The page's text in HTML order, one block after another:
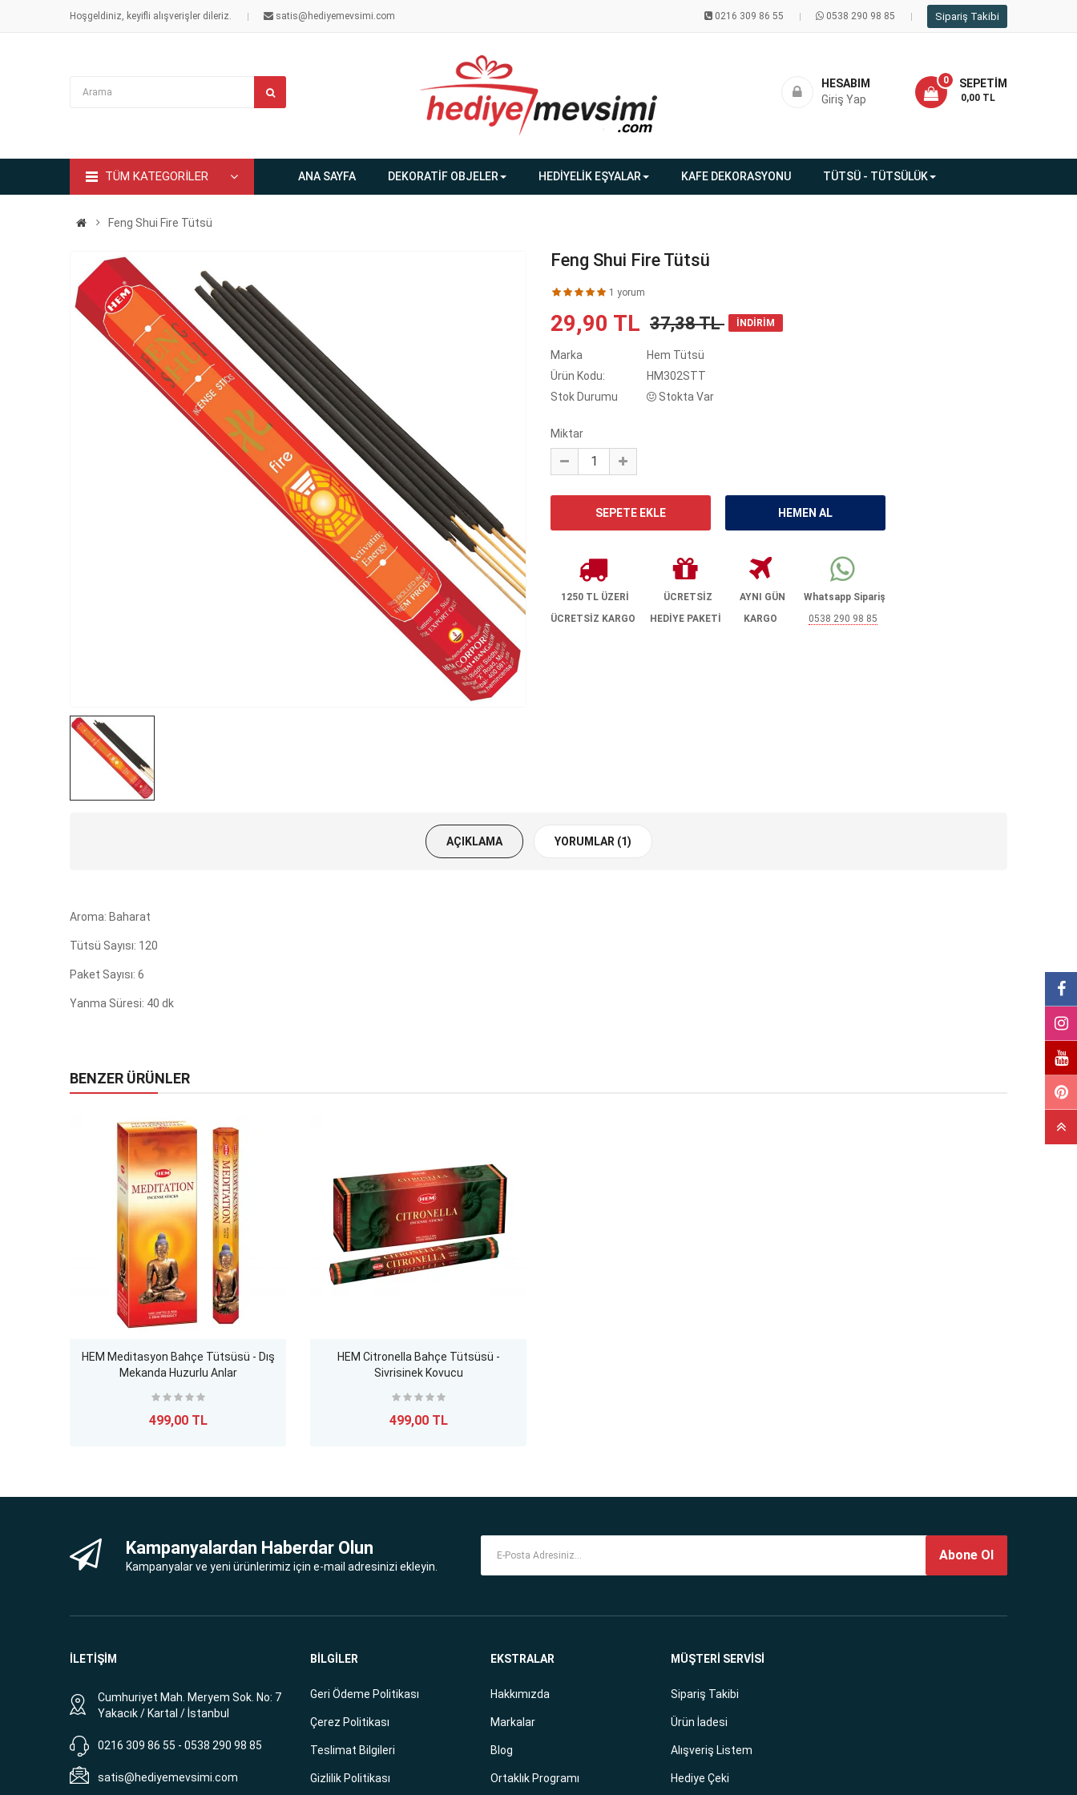
Hoşgeldiniz, keyifli alışverişler dileriz. satis@hediyemevsimi.com 0216 309 86 55 0538 290 98 85 Sipariş Takibi
SEPETIM
0
- 0,00 TL
HESABIM
Giriş Yap
TÜM KATEGORİLER ANA SAYFA DEKORATİF OBJELER HEDİYELİK EŞYALAR KAFE DEKORASYONU TÜTSÜ - TÜTSÜLÜK
Feng Shui Fire Tütsü
Feng Shui Fire Tütsü
1 yorum
29,90 TL 37,38 TL İNDİRİM
Marka
Hem Tütsü
Ürün Kodu:
HM302STT
Stok Durumu
Stokta Var
Miktar
1250 TL ÜZERİ
ÜCRETSİZ KARGO
ÜCRETSİZ
HEDİYE PAKETİ
AYNI GÜN
KARGO
Whatsapp Sipariş
0538 290 98 85
AÇIKLAMA YORUMLAR (1)
Aroma: Baharat
Tütsü Sayısı: 120
Paket Sayısı: 6
Yanma Süresi: 40 dk
BENZER ÜRÜNLER
HEM Meditasyon Bahçe Tütsüsü - Dış
Mekanda Huzurlu Anlar
499,00 TL
HEM Citronella Bahçe Tütsüsü -
Sivrisinek Kovucu
499,00 TL
Kampanyalardan Haberdar Olun
Kampanyalar ve yeni ürünlerimiz için e-mail adresinizi ekleyin.
Abone Ol
İLETİŞİM
Cumhuriyet Mah. Meryem Sok. No: 7
Yakacık / Kartal / İstanbul
0216 309 86 55 - 0538 290 98 85
satis@hediyemevsimi.com
BİLGİLER
Geri Ödeme Politikası
Çerez Politikası
Teslimat Bilgileri
Gizlilik Politikası
EKSTRALAR
Hakkımızda
Markalar
Blog
Ortaklık Programı
MÜŞTERİ SERVİSİ
Sipariş Takibi
Ürün İadesi
Alışveriş Listem
Hediye Çeki